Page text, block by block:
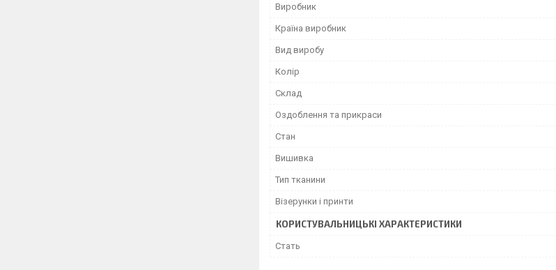
Виробник
Країна виробник
Вид виробу
Колір
Склад
Оздоблення та прикраси
Стан
Вишивка
Тип тканини
Візерунки і принти
КОРИСТУВАЛЬНИЦЬКІ ХАРАКТЕРИСТИКИ
Стать